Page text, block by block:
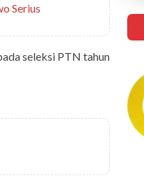
Serius
seleksi PTN tahun